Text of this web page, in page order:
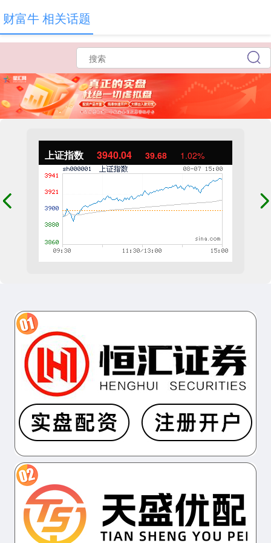
上证指数 3940.04 39.68 1.02%
财富牛 相关话题